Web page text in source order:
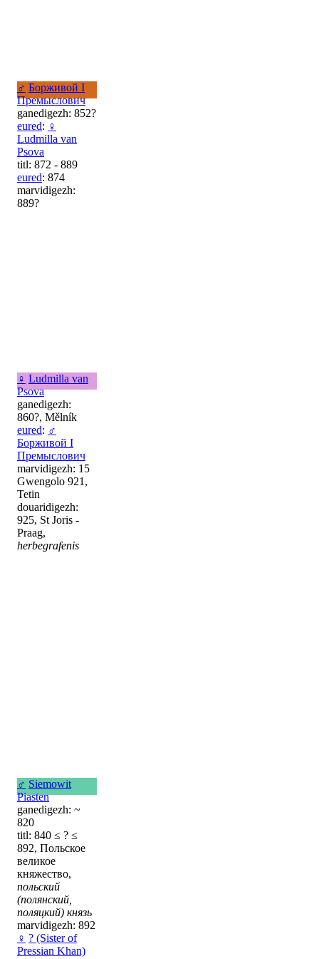
♂ Борживой I
Премыслович
ganedigezh: 852?
eured: ♀
Ludmilla van
Psova
titl: 872 - 889
eured: 874
marvidigezh:
889?
♀ Ludmilla van
Psova
ganedigezh:
860?, Mělník
eured: ♂
Борживой I
Премыслович
marvidigezh: 15
Gwengolo 921,
Tetin
douaridigezh:
925, St Joris -
Praag,
herbegrafenis
♂ Siemowit
Piasten
ganedigezh: ~
820
titl: 840 ≤ ? ≤
892, Польское
великое
княжество,
польский
(полянский,
поляцкий) князь
marvidigezh: 892
♀ ? (Sister of
Pressian Khan)